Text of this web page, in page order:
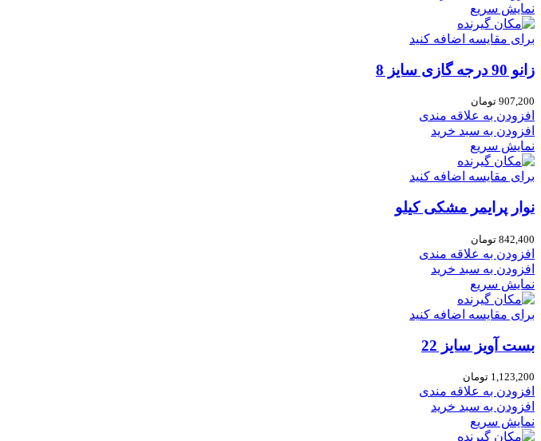
نمایش سریع
برای مقایسه اضافه کنید
زانو 90 درجه گازی سایز 8
907,200 تومان
افزودن به علاقه مندی
افزودن به سبد خرید
نمایش سریع
برای مقایسه اضافه کنید
نوار پرایمر مشکی کیلو
842,400 تومان
افزودن به علاقه مندی
افزودن به سبد خرید
نمایش سریع
برای مقایسه اضافه کنید
بست آویز سایز 22
1,123,200 تومان
افزودن به علاقه مندی
افزودن به سبد خرید
نمایش سریع